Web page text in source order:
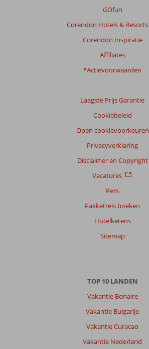
GOfun
Corendon Hotels & Resorts
Corendon Inspiratie
Affiliates
*Actievoorwaarden
Laagste Prijs Garantie
Cookiebeleid
Open cookievoorkeuren
Privacyverklaring
Disclaimer en Copyright
Vacatures
Pers
Pakketreis boeken
Hotelketens
Sitemap
TOP 10 LANDEN
Vakantie Bonaire
Vakantie Bulgarije
Vakantie Curacao
Vakantie Nederland